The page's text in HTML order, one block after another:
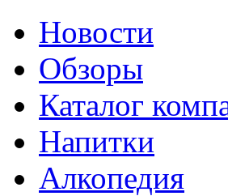
Новости
Обзоры
Каталог
Напитки
Алкопедия